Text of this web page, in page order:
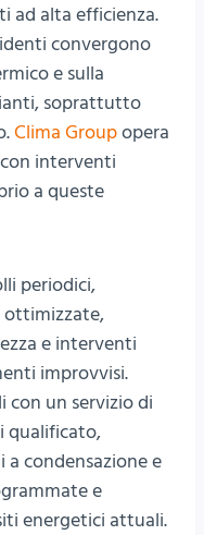
ad alta efficienza.
convergono
e sulla
soprattutto
Clima Groupopera
interventi
a queste
periodici,
ottimizzate,
e interventi
improvvisi.
con un servizio di
qualificato,
a condensazione e
e
energetici attuali.